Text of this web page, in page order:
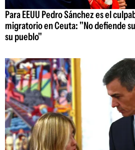
Para EEUU Pedro Sánchez es el
migratorio en Ceuta: "No defiende
su pueblo"